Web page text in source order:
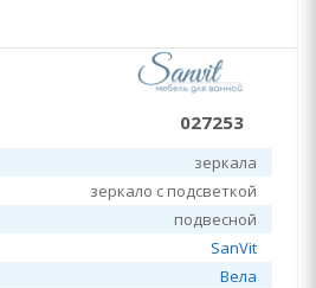
027253
зеркала
зеркало с подсветкой
подвесной
SanVit
Вела